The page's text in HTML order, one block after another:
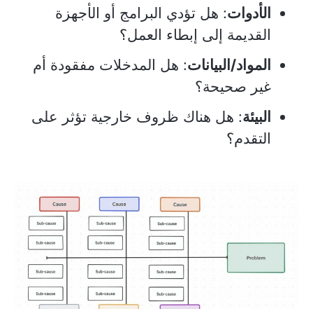
الأدوات: هل تؤدي البرامج أو الأجهزة
القديمة إلى إبطاء العمل؟
المواد/البيانات: هل المدخلات مفقودة أم
غير صحيحة؟
البيئة: هل هناك ظروف خارجية تؤثر على
التقدم؟